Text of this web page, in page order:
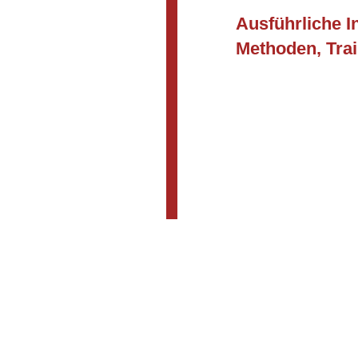
Ausführliche
Methoden,